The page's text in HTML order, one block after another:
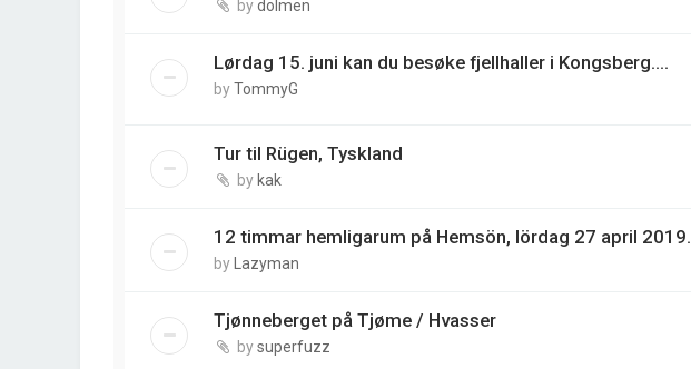
bydolmen
Lørdag 15. juni kan du besøke fjellhaller i Kongsberg....
byTommyG
Tur til Rügen, Tyskland
bykak
12 timmar hemligarum på Hemsön, lördag 27 april 2019.
byLazyman
Tjønneberget på Tjøme / Hvasser
bysuperfuzz